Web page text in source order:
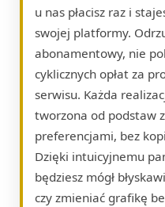
u nas płacisz raz i
swojej platformy.
abonamentowy, nie
cyklicznych opłat za
serwisu. Każda
tworzona od podstaw
preferencjami, bez
Dzięki intuicyjnemu
będziesz mógł
czy zmieniać grafikę